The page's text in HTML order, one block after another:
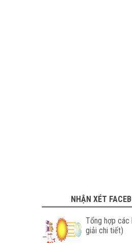
NHẬN XÉT
Tổng hợp các
giải chi tiết)